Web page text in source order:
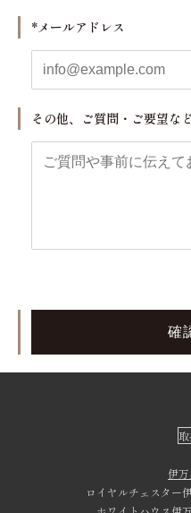
*メールアドレス
その他、ご質問・ご要望など
伊
ロイヤルチェスター